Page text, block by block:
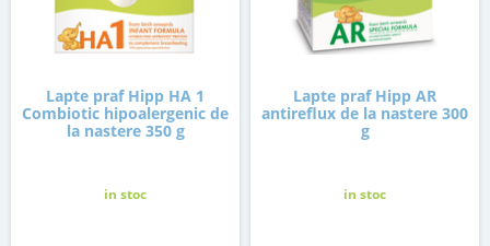
Lapte praf Hipp HA 1
Combiotic hipoalergenic de
la nastere 350 g
in stoc
Lapte praf Hipp AR
antireflux de la nastere 300
g
in stoc